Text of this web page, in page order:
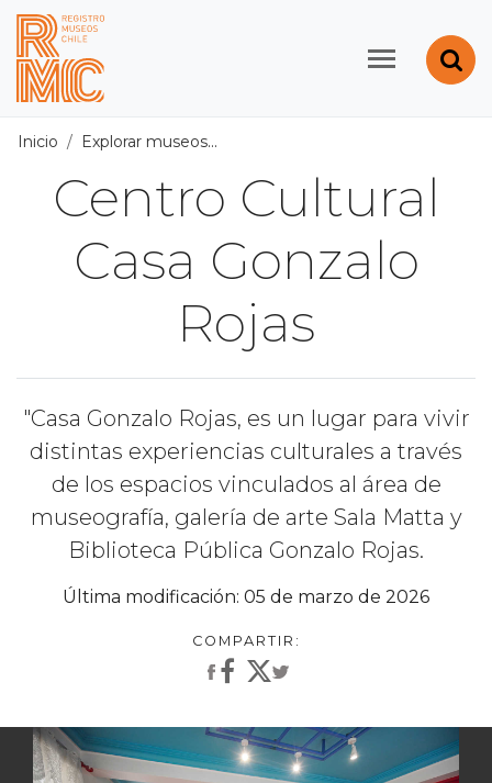
Contenido principal
Registro de Museos
Inicio Explorar museos
Centro Cultural
Casa Gonzalo
Rojas
"Casa Gonzalo Rojas, es un lugar para vivir
distintas experiencias culturales a través
de los espacios vinculados al área de
museografía, galería de arte Sala Matta y
Biblioteca Pública Gonzalo Rojas.
Última modificación: 05 de marzo de 2026